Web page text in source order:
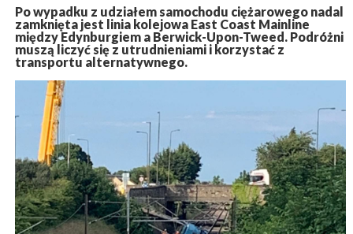
Po wypadku z udziałem samochodu ciężarowego nadal
zamknięta jest linia kolejowa East Coast Mainline
między Edynburgiem a Berwick-Upon-Tweed. Podróżni
muszą liczyć się z utrudnieniami i korzystać z
transportu alternatywnego.